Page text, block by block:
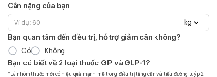
Cân nặng của bạn
kg
Bạn quan tâm đến điều trị, hỗ trợ giảm cân không?
Có
Không
Bạn có biết về 2 loại thuốc GIP và GLP-1?
*Là nhóm thuốc mới có hiệu quả mạnh mẽ trong điều trị tăng cần và tiểu đường tuýp 2.